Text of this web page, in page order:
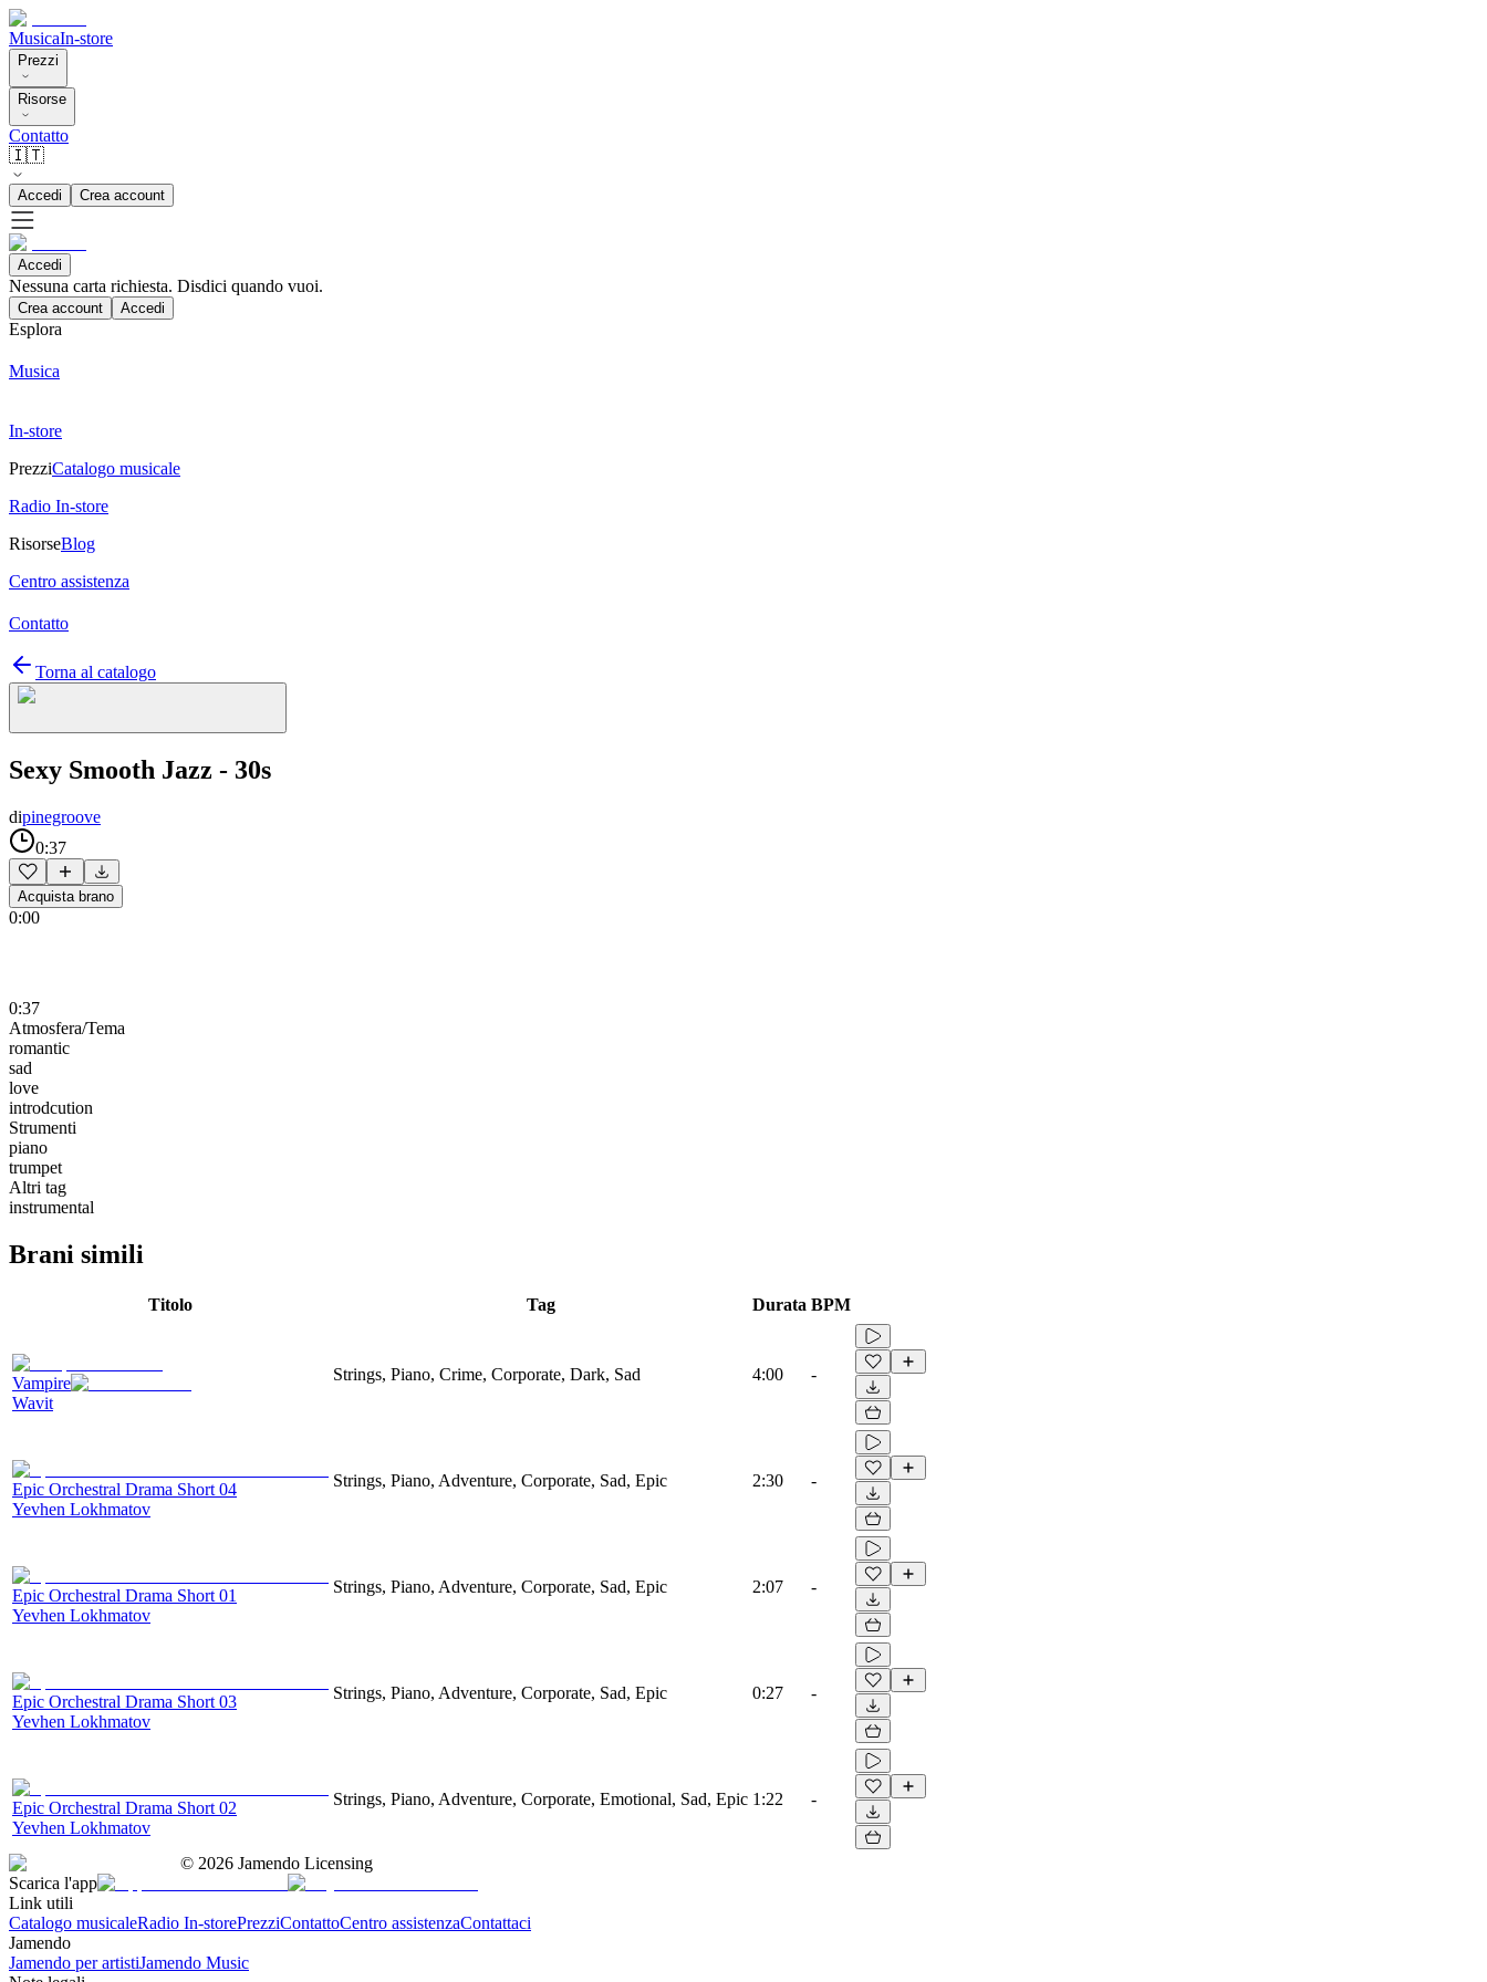
MusicaIn-store
Prezzi
Risorse
Contatto
🇮🇹
Accedi Crea account
Accedi
Nessuna carta richiesta. Disdici quando vuoi.
Crea account Accedi
Esplora
Musica
In-store
PrezziCatalogo musicale
Radio In-store
RisorseBlog
Centro assistenza
Contatto
Torna al catalogo
Sexy Smooth Jazz - 30s
dipinegroove
0:37
Acquista brano
0:00
0:37
Atmosfera/Tema
romantic
sad
love
introdcution
Strumenti
piano
trumpet
Altri tag
instrumental
Brani simili
Titolo Tag Durata BPM
Vampire
Wavit
Strings, Piano, Crime, Corporate, Dark, Sad 4:00 -
Epic Orchestral Drama Short 04
Yevhen Lokhmatov
Strings, Piano, Adventure, Corporate, Sad, Epic 2:30 -
Epic Orchestral Drama Short 01
Yevhen Lokhmatov
Strings, Piano, Adventure, Corporate, Sad, Epic 2:07 -
Epic Orchestral Drama Short 03
Yevhen Lokhmatov
Strings, Piano, Adventure, Corporate, Sad, Epic 0:27 -
Epic Orchestral Drama Short 02
Yevhen Lokhmatov
Strings, Piano, Adventure, Corporate, Emotional, Sad, Epic 1:22 -
© 2026 Jamendo Licensing
Scarica l'app
Link utili
Catalogo musicaleRadio In-storePrezziContattoCentro assistenzaContattaci
Jamendo
Jamendo per artistiJamendo Music